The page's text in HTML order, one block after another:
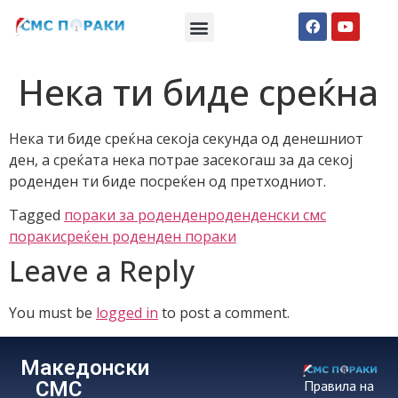
Нека ти биде среќна
Нека ти биде среќна секоја секунда од денешниот
ден, а среќата нека потрае засекогаш за да секој
роденден ти биде посреќен од претходниот.
Tagged пораки за роденденроденденски смс
поракисреќен роденден пораки
Leave a Reply
You must be logged in to post a comment.
Македонски
СМС
Правила на